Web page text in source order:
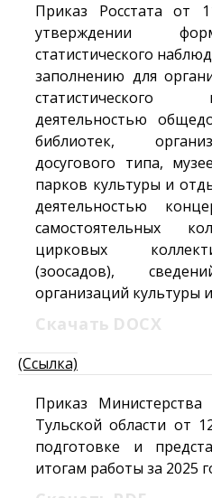
Приказ Росстата от
утверждении
статистического
заполнению для
деятельностью
библиотек,
досугового типа,
парков культуры и
деятельностью
самостоятельных
цирковых
(зоосадов),
организаций культуры и
DOCX
Скачать
(Ссылка)
Приказ
Тульской области от
подготовке и
итогам работы за 2025